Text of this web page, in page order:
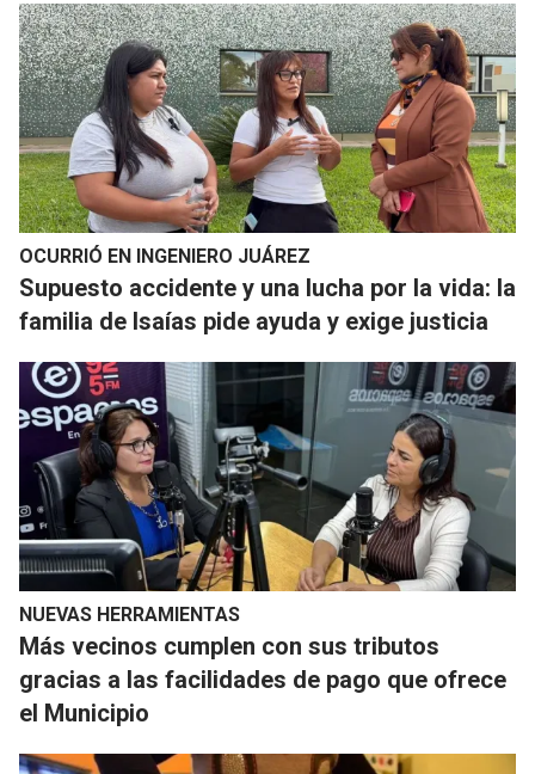
OCURRIÓ EN INGENIERO JUÁREZ
Supuesto accidente y una lucha por la vida: la
familia de Isaías pide ayuda y exige justicia
NUEVAS HERRAMIENTAS
Más vecinos cumplen con sus tributos
gracias a las facilidades de pago que ofrece
el Municipio